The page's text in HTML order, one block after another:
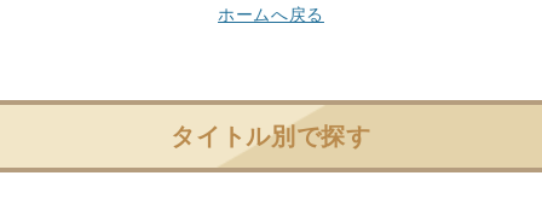
ホームへ戻る
タイトル別で探す